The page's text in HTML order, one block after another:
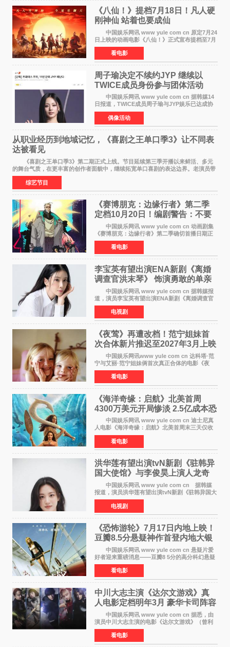
《八仙！》提档7月18日！凡人硬
刚神仙 站着也要成仙
中国娱乐网讯 www yule com cn 原定7月24
日上映的动画电影《八仙！》正式宣布提档至7月
18日。这部国风动画大片将八仙过海，各显神通
这句刻在国人DNA里的俗语玩出了新花样——影
片讲述凡人
看电影
周子瑜决定不续约JYP 继续以
TWICE成员身份参与团体活动
中国娱乐网讯 www yule com cn 据韩媒14
日报道，TWICE成员周子瑜与JYP娱乐已达成协
议，不再续签个人专属合约，但她将继续参与
TWICE的完整团体活动。 周子瑜于2015年通
过生存节目《SIXTE
偶像活动
从职业经历到地域记忆，《喜剧之王单口季3》让不同表
达被看见
《喜剧之王单口季3》第二期正式上线。节目延续第三季开播以来鲜活、多元
的舞台气质，在更丰富的创作者面貌中，继续拓宽单口喜剧的表达边界。老演员带
着更加成熟的文本与舞台掌控回归，新面孔则
综艺节目
《赛博朋克：边缘行者》第二季
定档10月20日！编剧警告：不要
对角色投入太深
中国娱乐网讯 www yule com cn 动画剧集
《赛博朋克：边缘行者》第二季确切首播日期正
式敲定——将于10月20日在Netflix全球上线。此
前，Netflix韩国官方账号曾短暂出现这一日期信
息，随后迅
看电影
李宝英有望出演ENA新剧《离婚
调查官洪末琴》 饰演勇敢的单亲
妈妈家事调查官
中国娱乐网讯 www yule com cn 据韩媒报
道，演员李宝英有望出演ENA新剧《离婚调查官
洪末琴》女主角，引发观众期待。 李宝英在
剧中饰演家庭法院家事调查官洪末琴一角——即
使在极限状况
电视剧
《夜莺》再遭改档！范宁姐妹首
次合体新片推迟至2027年3月上映
中国娱乐网讯www yule com cn 达科塔·范
宁与艾丽·范宁姐妹俩首次真正合体的电影《夜
莺》再度改档，从原定的2027年2月12日推迟至
同年3月19日北美上映，片方希望借此利用春假档
期争取更多年轻
看电影
《海洋奇缘：启航》北美首周
4300万美元开局惨淡 2.5亿成本恐
巨亏1亿
中国娱乐网讯 www yule com cn 迪士尼真
人电影《海洋奇缘：启航》北美首周末三天仅收
4300万美元（开画3827馆），中国内地首周票房
仅840万元人民币，全球开画票房约9500万美
元，远低于业内
看电影
洪华莲有望出演tvN新剧《驻韩异
国大使馆》与李俊昊上演人龙奇
幻罗曼史
中国娱乐网讯 www yule com cn 据韩媒
报道，演员洪华莲有望出演tvN新剧《驻韩异国大
使馆》女主角，与李俊昊合作，引发观众期
待。 该剧讲述了一位因管理驻韩异国大使馆
（负责管理居住在大
电视剧
《恐怖游轮》7月17日内地上映！
豆瓣8.5分悬疑神作首登内地大银
中国娱乐网讯 www yule com cn 悬疑片爱
好者迎来重磅消息——豆瓣8 5分的高分科幻悬疑
电影《恐怖游轮》正式宣布定档7月17日在内地上
映。这部由英国导演克里斯托弗·史密斯执导、惊
悚片女王梅
看电影
中川大志主演《达尔文游戏》真
人电影定档明年3月 豪华卡司阵容
公开
中国娱乐网讯 www yule com cn 据悉，由
演员中川大志主演的电影《达尔文游戏》（曾利
文彦执导）将于明年3月12日上映，该消息于7月9
日公布。 本片为累计发行量突破1000万册的
同名漫画的真
看电影